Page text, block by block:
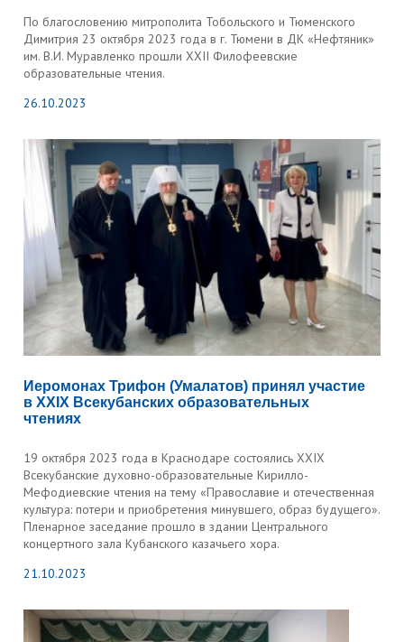
По благословению митрополита Тобольского и Тюменского
Димитрия 23 октября 2023 года в г. Тюмени в ДК «Нефтяник»
им. В.И. Муравленко прошли XXII Филофеевские
образовательные чтения.
26.10.2023
Иеромонах Трифон (Умалатов) принял участие
в XXIX Всекубанских образовательных
чтениях
19 октября 2023 года в Краснодаре состоялись XXIX
Всекубанские духовно-образовательные Кирилло-
Мефодиевские чтения на тему «Православие и отечественная
культура: потери и приобретения минувшего, образ будущего».
Пленарное заседание прошло в здании Центрального
концертного зала Кубанского казачьего хора.
21.10.2023